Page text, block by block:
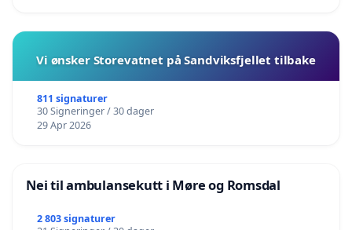
Vi ønsker Storevatnet på Sandviksfjellet tilbake
811 signaturer
30 Signeringer / 30 dager
29 Apr 2026
Nei til ambulansekutt i Møre og Romsdal
2 803 signaturer